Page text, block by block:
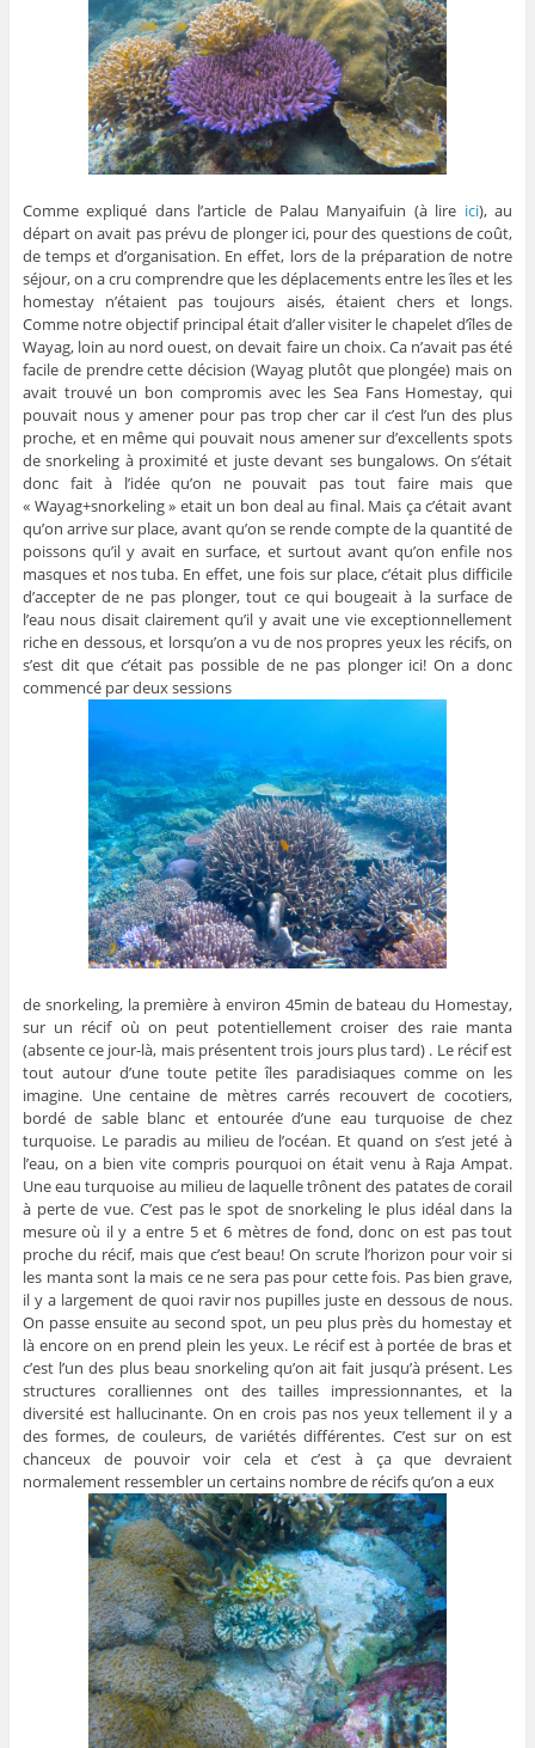
Comme expliqué dans l’article de Palau Manyaifuin (à lire ici), au
départ on avait pas prévu de plonger ici, pour des questions de coût,
de temps et d’organisation. En effet, lors de la préparation de notre
séjour, on a cru comprendre que les déplacements entre les îles et les
homestay n’étaient pas toujours aisés, étaient chers et longs.
Comme notre objectif principal était d’aller visiter le chapelet d’îles de
Wayag, loin au nord ouest, on devait faire un choix. Ca n’avait pas été
facile de prendre cette décision (Wayag plutôt que plongée) mais on
avait trouvé un bon compromis avec les Sea Fans Homestay, qui
pouvait nous y amener pour pas trop cher car il c’est l’un des plus
proche, et en même qui pouvait nous amener sur d’excellents spots
de snorkeling à proximité et juste devant ses bungalows. On s’était
donc fait à l’idée qu’on ne pouvait pas tout faire mais que
« Wayag+snorkeling » etait un bon deal au final. Mais ça c’était avant
qu’on arrive sur place, avant qu’on se rende compte de la quantité de
poissons qu’il y avait en surface, et surtout avant qu’on enfile nos
masques et nos tuba. En effet, une fois sur place, c’était plus difficile
d’accepter de ne pas plonger, tout ce qui bougeait à la surface de
l’eau nous disait clairement qu’il y avait une vie exceptionnellement
riche en dessous, et lorsqu’on a vu de nos propres yeux les récifs, on
s’est dit que c’était pas possible de ne pas plonger ici! On a donc
commencé par deux sessions
de snorkeling, la première à environ 45min de bateau du Homestay,
sur un récif où on peut potentiellement croiser des raie manta
(absente ce jour-là, mais présentent trois jours plus tard) . Le récif est
tout autour d’une toute petite îles paradisiaques comme on les
imagine. Une centaine de mètres carrés recouvert de cocotiers,
bordé de sable blanc et entourée d’une eau turquoise de chez
turquoise. Le paradis au milieu de l’océan. Et quand on s’est jeté à
l’eau, on a bien vite compris pourquoi on était venu à Raja Ampat.
Une eau turquoise au milieu de laquelle trônent des patates de corail
à perte de vue. C’est pas le spot de snorkeling le plus idéal dans la
mesure où il y a entre 5 et 6 mètres de fond, donc on est pas tout
proche du récif, mais que c’est beau! On scrute l’horizon pour voir si
les manta sont la mais ce ne sera pas pour cette fois. Pas bien grave,
il y a largement de quoi ravir nos pupilles juste en dessous de nous.
On passe ensuite au second spot, un peu plus près du homestay et
là encore on en prend plein les yeux. Le récif est à portée de bras et
c’est l’un des plus beau snorkeling qu’on ait fait jusqu’à présent. Les
structures coralliennes ont des tailles impressionnantes, et la
diversité est hallucinante. On en crois pas nos yeux tellement il y a
des formes, de couleurs, de variétés différentes. C’est sur on est
chanceux de pouvoir voir cela et c’est à ça que devraient
normalement ressembler un certains nombre de récifs qu’on a eux